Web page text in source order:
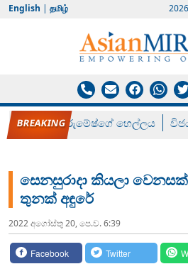
English | தமிழ்
රන් ගෙනා රුමේෂ්ගේ හෙල්ලය
සෙනසුරාදා කියලා වෙනසක්
තුනක් අඳුරේ
2022 අගෝස්‍තු 20, පෙ.ව. 6:39
Facebook Twitter